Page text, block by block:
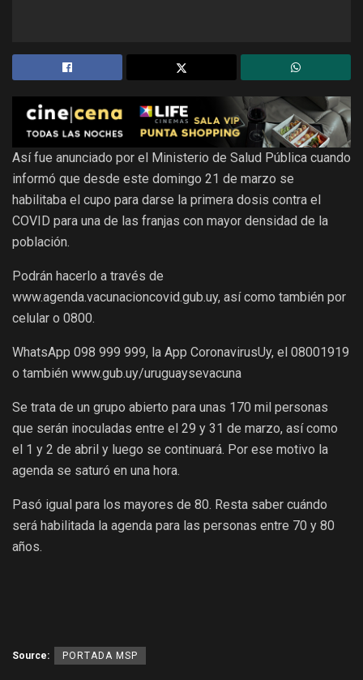
Así fue anunciado por el Ministerio de Salud Pública cuando
informó que desde este domingo 21 de marzo se
habilitaba el cupo para darse la primera dosis contra el
COVID para una de las franjas con mayor densidad de la
población.
Podrán hacerlo a través de
www.agenda.vacunacioncovid.gub.uy, así como también por
celular o 0800.
WhatsApp 098 999 999, la App CoronavirusUy, el 08001919
o también www.gub.uy/uruguaysevacuna
Se trata de un grupo abierto para unas 170 mil personas
que serán inoculadas entre el 29 y 31 de marzo, así como
el 1 y 2 de abril y luego se continuará. Por ese motivo la
agenda se saturó en una hora.
Pasó igual para los mayores de 80. Resta saber cuándo
será habilitada la agenda para las personas entre 70 y 80
años.
Source: PORTADA MSP